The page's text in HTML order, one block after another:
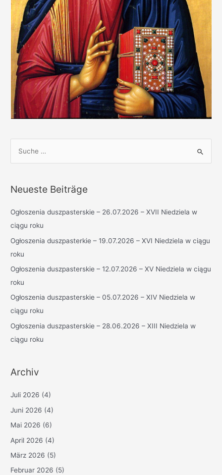
h
n
n
a
c
h
Neueste Beiträge
Ogłoszenia duszpasterskie – 26.07.2026 – XVII Niedziela w
ciągu roku
Ogłoszenia duszpasterkie – 19.07.2026 – XVI Niedziela w ciągu
roku
Ogłoszenia duszpasterskie – 12.07.2026 – XV Niedziela w ciągu
roku
Ogłoszenia duszpasterskie – 05.07.2026 – XIV Niedziela w
ciągu roku
Ogłoszenia duszpasterskie – 28.06.2026 – XIII Niedziela w
ciągu roku
Archiv
Juli 2026 (4)
Juni 2026 (4)
Mai 2026 (6)
April 2026 (4)
März 2026 (5)
Februar 2026 (5)